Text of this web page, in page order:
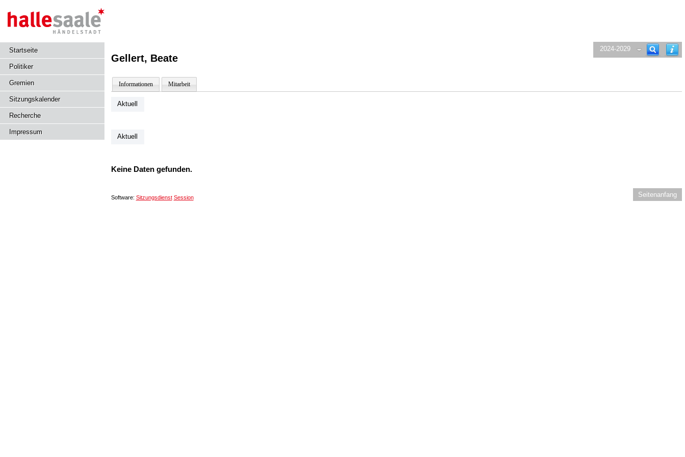
Startseite
Politiker
Gremien
Sitzungskalender
Recherche
Impressum
2024-2029
Gellert, Beate
Informationen Mitarbeit
Aktuell
Aktuell
Keine Daten gefunden.
Seitenanfang
Software: Sitzungsdienst Session